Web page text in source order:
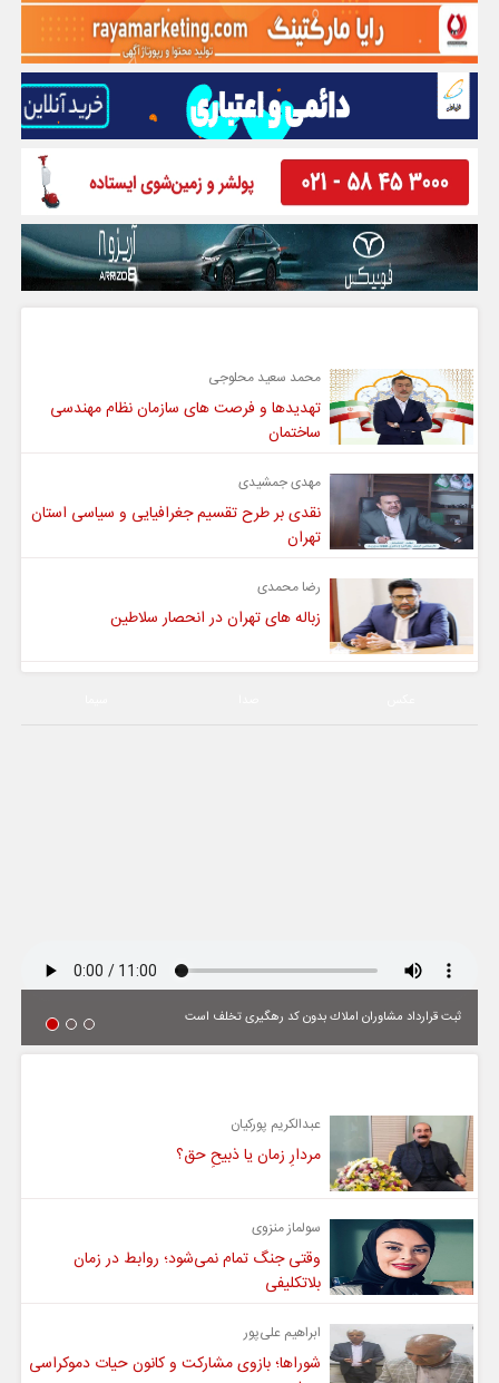
محمد سعید محلوجی
تهدیدها و فرصت های سازمان نظام مهندسی
ساختمان
مهدی جمشیدی
نقدی بر طرح تقسیم جغرافیایی و سیاسی استان
تهران
رضا محمدی
زباله های تهران در انحصار سلاطین
ثبت قرارداد مشاوران املاك بدون كد رهگیری تخلف است
عبدالکریم پورکیان
مردارِ زمان یا ذبیحِ حق؟
سولماز منزوی
وقتی جنگ تمام نمی‌شود؛ روابط در زمان
بلاتکلیفی
ابراهیم علی‌پور
شوراها؛ بازوی مشارکت و کانون حیات دموکراسی